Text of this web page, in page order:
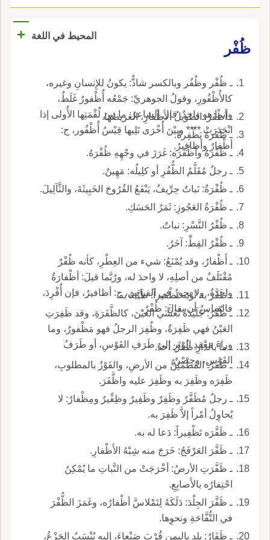
المحيط في اللغة
+
ظُفْر
ـ ظُفْر وظُفُر وبالكسر شاذٌّ: يكونُ للإِنسانِ وغيره،
كالأُظْفُورِ، وقولُ الجوهريِّ: جَمْعُه أُظْفورٌ غَلَطٌ،
وإنما هو واحدٌ. قال الشاعرُ: ما بينَ لُقْمَتِها الأُولى إذا
انْحَدَرَتْ **** وبيْنَ أُخْرَى تَلِيها قِيْسُ أُظْفُور، ج:
أظْفارٌ وأظافِيرُ.
ـ أَظْفَرُ: الطويلُ الأَظْفارِ، العَريضُهَا.
ـ ظَفَرَهُ يَظْفِرهُ.
ـ ظَفَّرَهُ وأظْفَرَه: غَرَزَ في وجْهِهِ ظُفْرَهُ.
ـ رجلٌ مُقَلَّمُ الظُّفُرِ أو كلِيلُه: مَهِينٌ.
ـ ظُفْرَةُ: نَباتٌ حِرِّيفٌ، يَنْفَعُ القُرُوحَ الخَبِيثَةَ، والثَّآلِيلَ.
ـ ظُفْرَةُ العَجُوزِ: ثَمَرُ الحَسَكِ.
ـ ظُفْرُ النَّسْرِ: نباتٌ.
ـ ظُفْرُ القِطِّ: آخَرُ.
ـ أَظْفارُ، وقد يُمْنَعُ: شيء من العِطْرِ، كأنه ظُفْرٌ
مُقْتَلَفٌ من أصلِهِ، لا واحدَ له، ورُبَّما قيلَ: أظْفارَةٌ
واحدةٌ، ولا يجوزُ في القياس، ج: أظافيرُ، فإن أُفْرِدَ،
فالقياسُ أن يقالَ: ظُفْرٌ.
ـ ظَفَّرَ به ثَوْبَه تَظْفيراً: طَيَّبَهُ به.
ـ ظُفْرُ: جُلَيْدَةٌ تُغَشِّي العيْنَ، كالظَّفَرَةِ، وقد ظَفِرَتِ
العَيْنُ فهي ظَفِرَةٌ، وظُفِرَ الرجلُ فهو مَظْفورٌ، وما
وراءَ مَعْقِدِ الوَتَرِ إلى طَرَفِ القَوْسِ، أو طَرَفُ
القَوْسِ، وحِصْنٌ.
ـ ما بالدارِ ظُفْرٌ: أحدٌ.
ـ ظَفَرُ: المُطْمَئِنُّ من الأرضِ، والفَوْزُ بالمطلوبِ،
ظَفِرَه وظَفِرَ به وظَفِرَ عليه واظَّفَرَ.
ـ رجلٌ مُظَفَّرٌ وظَفِرٌ وظَفِيرٌ وظِفِّيرٌ ومِظْفارٌ: لا
يُحاوِلُ أمْراً إلاَّ ظَفِرَ به.
ـ ظَفَّرَه تَظْفِيراً: دَعا له به.
ـ ظَفَّرَ العَرْفَجُ: خَرَجَ منه شِبْهُ الأَظْفارِ.
ـ ظَفَّرَتِ الأرضُ: أخْرَجَتْ من النَّباتِ ما يُمْكِنُ
احْتِفارُه بالأَصابِعِ.
ـ ظَفَّرَ الجِلْدَ: دَلَكَهُ لِتَمْلاسَّ أظْفارُه، وغَمَزَ الظُّفْرَ
في التُّفَّاحَةِ ونحوِها.
ـ ظَفَارُ: بلد باليمنِ قُرْبَ صَنْعاءَ، إليه يُنْسَبُ الجَزْعُ،